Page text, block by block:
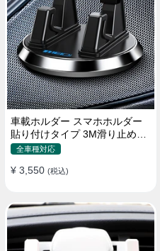
車載ホルダー スマホホルダー
貼り付けタイプ 3M滑り止めシ
リコンパッド 全機種
全車種対応
¥ 3,550 (税込)